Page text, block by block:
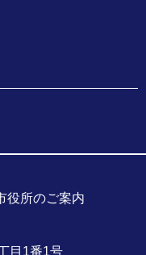
目1番1号
役所のご案内